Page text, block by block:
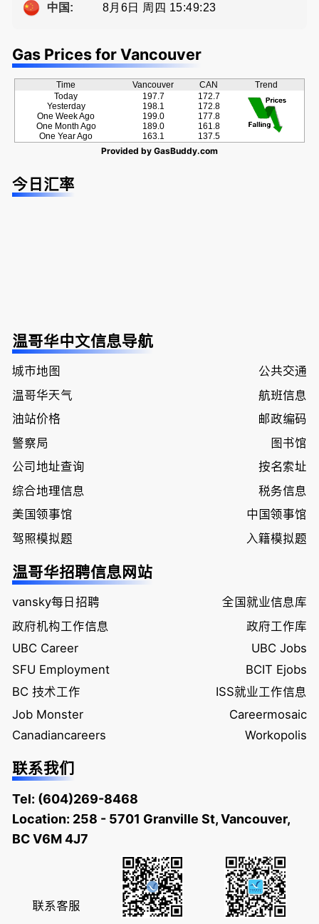
中国:
8月6日 周四 15:49:24
Gas Prices for Vancouver
Time Vancouver CAN
Trend
Today
Yesterday
One Week Ago
One Month Ago
One Year Ago
197.7
198.1
199.0
189.0
163.1
172.7
172.8
177.8
161.8
137.5
Provided by GasBuddy.com
今日汇率
温哥华中文信息导航
城市地图
公共交通
温哥华天气
航班信息
油站价格
邮政编码
警察局
图书馆
公司地址查询
按名索址
综合地理信息
税务信息
美国领事馆
中国领事馆
驾照模拟题
入籍模拟题
温哥华招聘信息网站
vansky每日招聘
全国就业信息库
政府机构工作信息
政府工作库
UBC Career
UBC Jobs
SFU Employment
BCIT Ejobs
BC 技术工作
ISS就业工作信息
Job Monster
Careermosaic
Canadiancareers
Workopolis
联系我们
Tel: (604)269-8468
Location: 258 - 5701 Granville St, Vancouver,
BC V6M 4J7
联系客服